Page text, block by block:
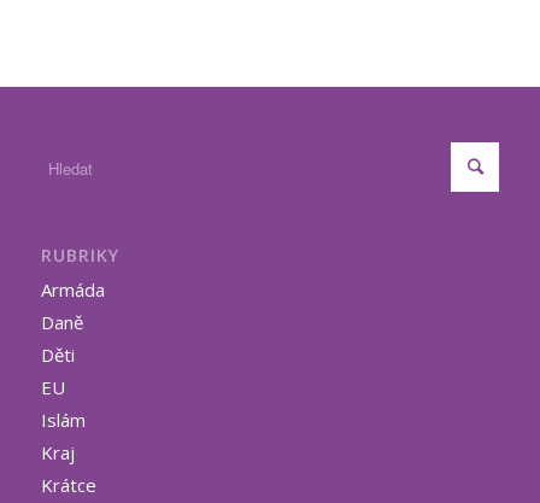
RUBRIKY
Armáda
Daně
Děti
EU
Islám
Kraj
Krátce